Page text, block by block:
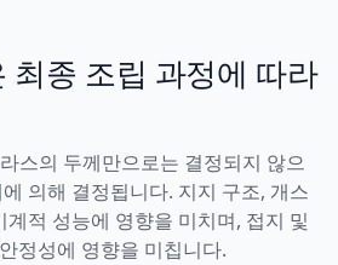
최종 조립 과정에 따라
스의 두께만으로는 결정되지 않으
의해 결정됩니다. 지지 구조, 개스
적 성능에 영향을 미치며, 접지 및
정성에 영향을 미칩니다.